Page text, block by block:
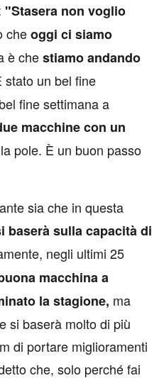
"Stasera non voglio
cheoggi ci siamo
è chestiamo andando
stato un bel fine
fine settimana a
macchine con un
pole. È un buon passo
sia che in questa
baserà sulla capacità di
negli ultimi 25
macchina a
la stagione, ma
si baserà molto di più
di portare miglioramenti
che, solo perché fai